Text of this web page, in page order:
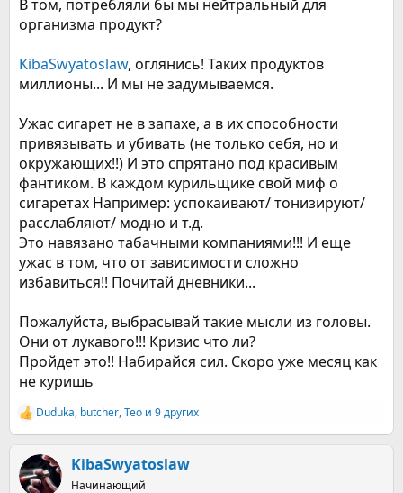
В том, потребляли бы мы нейтральный для
организма продукт?
KibaSwyatoslaw, оглянись! Таких продуктов
миллионы... И мы не задумываемся.
Ужас сигарет не в запахе, а в их способности
привязывать и убивать (не только себя, но и
окружающих!!) И это спрятано под красивым
фантиком. В каждом курильщике свой миф о
сигаретах Например: успокаивают/ тонизируют/
расслабляют/ модно и т.д.
Это навязано табачными компаниями!!! И еще
ужас в том, что от зависимости сложно
избавиться!! Почитай дневники...
Пожалуйста, выбрасывай такие мысли из головы.
Они от лукавого!!! Кризис что ли?
Пройдет это!! Набирайся сил. Скоро уже месяц как
не куришь
Р
е
к
ц
Duduka, butcher,Teo и 9 других
KibaSwyatoslaw
Начинающий